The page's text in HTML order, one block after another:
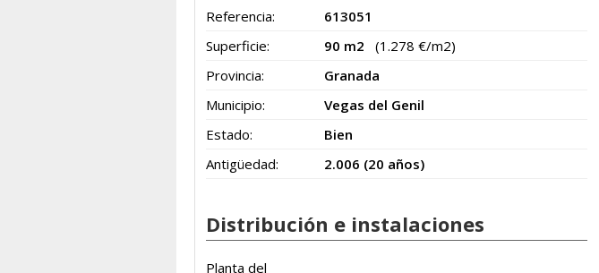
Referencia:
613051
Superficie:
90 m2
(1.278 €/m2)
Provincia:
Granada
Municipio:
Vegas del Genil
Estado:
Bien
Antigüedad:
2.006 (20 años)
Distribución e instalaciones
Planta del